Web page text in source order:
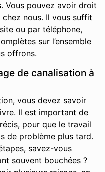
Vous pouvez avoir droit
nous. Il vous suffit
ou par téléphone,
sur l’ensemble
offrons.
de canalisation à
vous devez savoir
Il est important de
pour que le travail
de problème plus tard.
savez-vous
souvent bouchées ?